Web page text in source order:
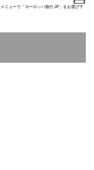
ニューで「ヨーロッパ旅行.JP」をお選び下